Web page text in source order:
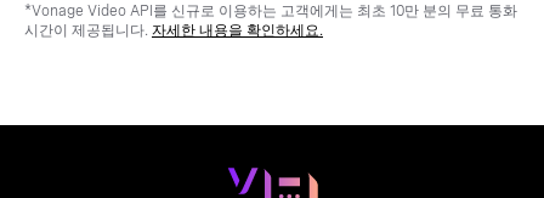
*Vonage Video API를 신규로 이용하는 고객에게는 최초 10만 분의 무료 통화
시간이 제공됩니다. 자세한 내용을 확인하세요.